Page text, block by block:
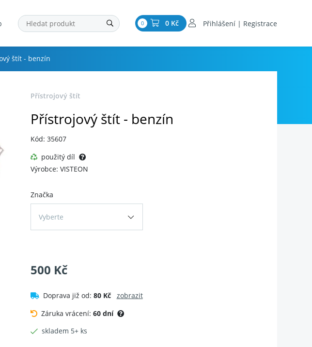
0 0 Kč Přihlášení | Registrace
štít - benzín
Přístrojový štít
Přístrojový štít - benzín
Kód: 35607
použitý díl
Výrobce: VISTEON
Značka
Vyberte
500 Kč
Doprava již od: 80 Kč
zobrazit
Záruka vrácení: 60 dní
skladem 5+ ks